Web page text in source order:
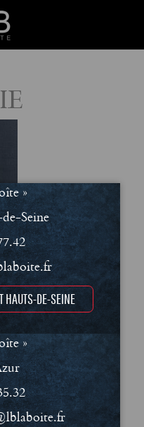
»
Seine
HAUTS-DE-SEINE
»